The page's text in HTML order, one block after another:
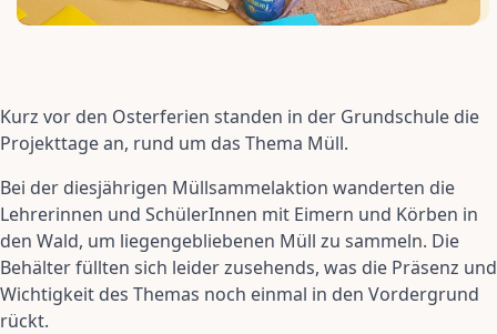
Kurz vor den Osterferien standen in der Grundschule die
Projekttage an, rund um das Thema Müll.
Bei der diesjährigen Müllsammelaktion wanderten die
Lehrerinnen und SchülerInnen mit Eimern und Körben in
den Wald, um liegengebliebenen Müll zu sammeln. Die
Behälter füllten sich leider zusehends, was die Präsenz und
Wichtigkeit des Themas noch einmal in den Vordergrund
rückt.